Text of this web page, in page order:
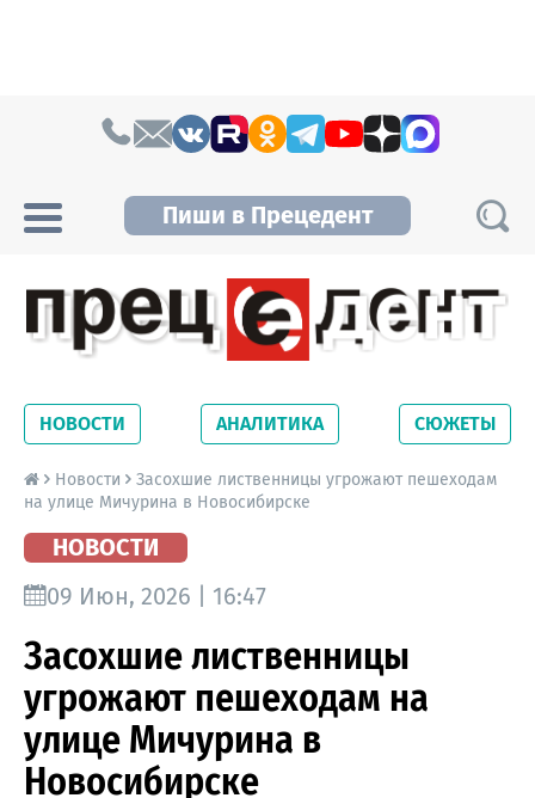
Пиши в Прецедент
Новосибирской области. Читайте свежие
новости на сайте сетевого издания
Precedent.
НОВОСТИ АНАЛИТИКА СЮЖЕТЫ
Новости
Засохшие лиственницы угрожают пешеходам
на улице Мичурина в Новосибирске
НОВОСТИ
09 Июн, 2026 | 16:47
Засохшие лиственницы
угрожают пешеходам на
улице Мичурина в
Новосибирске